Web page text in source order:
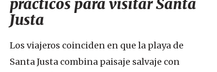
prácticos para visitar Santa
Justa
Los viajeros coinciden en que la playa de
Santa Justa combina paisaje salvaje con